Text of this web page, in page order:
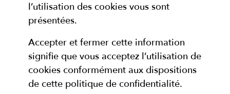
l’utilisation des cookies vous sont
présentées.
Accepter et fermer cette information
signifie que vous acceptez l’utilisation de
cookies conformément aux dispositions
de cette politique de confidentialité.